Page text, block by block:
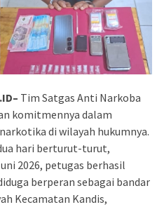
Tim Satgas Anti Narkoba
komitmennya dalam
di wilayah hukumnya.
hari berturut-turut,
2026, petugas berhasil
berperan sebagai bandar
Kecamatan Kandis,